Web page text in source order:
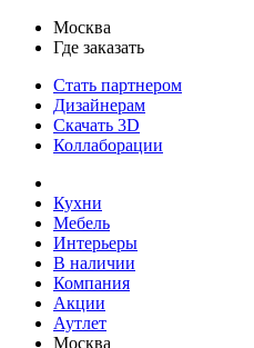
Москва
Где заказать
Стать партнером
Дизайнерам
Скачать 3D
Коллаборации
Кухни
Мебель
Интерьеры
В наличии
Компания
Акции
Аутлет
Москва